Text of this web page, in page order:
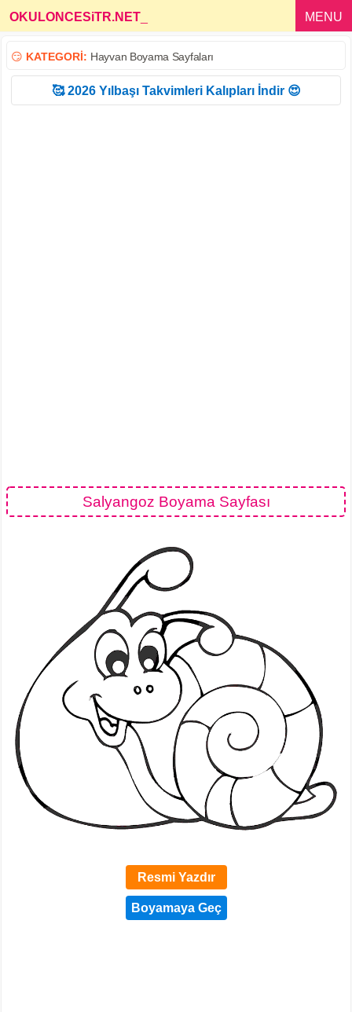
OKULONCESiTR.NET MENU
😏 KATEGORİ: Hayvan Boyama Sayfaları
🥰 2026 Yılbaşı Takvimleri Kalıpları İndir 😍
Salyangoz Boyama Sayfası
Resmi Yazdır